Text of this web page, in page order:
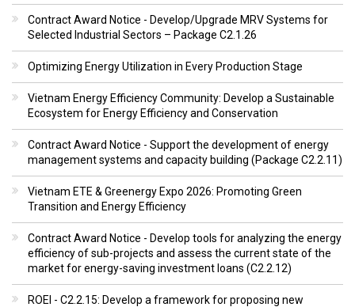
Contract Award Notice - Develop/Upgrade MRV Systems for
Selected Industrial Sectors – Package C2.1.26
Optimizing Energy Utilization in Every Production Stage
Vietnam Energy Efficiency Community: Develop a Sustainable
Ecosystem for Energy Efficiency and Conservation
Contract Award Notice - Support the development of energy
management systems and capacity building (Package C2.2.11)
Vietnam ETE & Greenergy Expo 2026: Promoting Green
Transition and Energy Efficiency
Contract Award Notice - Develop tools for analyzing the energy
efficiency of sub-projects and assess the current state of the
market for energy-saving investment loans (C2.2.12)
ROEI - C2.2.15: Develop a framework for proposing new